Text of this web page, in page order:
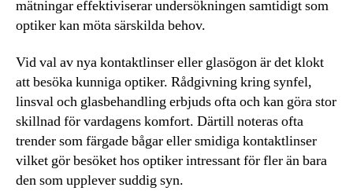
mätningar effektiviserar undersökningen samtidigt som
optiker kan möta särskilda behov.
Vid val av nya kontaktlinser eller glasögon är det klokt
att besöka kunniga optiker. Rådgivning kring synfel,
linsval och glasbehandling erbjuds ofta och kan göra stor
skillnad för vardagens komfort. Därtill noteras ofta
trender som färgade bågar eller smidiga kontaktlinser
vilket gör besöket hos optiker intressant för fler än bara
den som upplever suddig syn.